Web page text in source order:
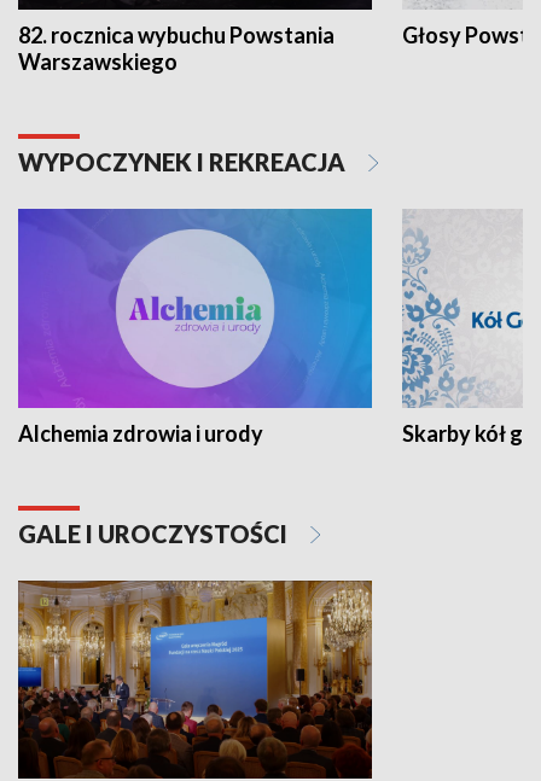
82. rocznica wybuchu Powstania
Warszawskiego
Głosy
WYPOCZYNEK I REKREACJA
Alchemia zdrowia i urody Skarby kół
GALE I UROCZYSTOŚCI